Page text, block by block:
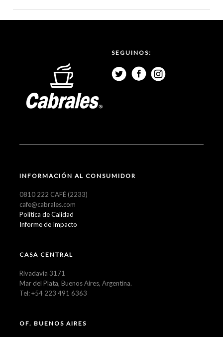
SEGUINOS:
INFORMACIÓN AL CONSUMIDOR
0810 222 CAFÉ (2233)
cafe@cabrales.com
Política de Calidad
Informe de Impacto
CASA CENTRAL
Rivadavia 3171
Mar del Plata, Buenos Aires, Argentina.
Tel: +54 223 491 6363
OF. BUENOS AIRES